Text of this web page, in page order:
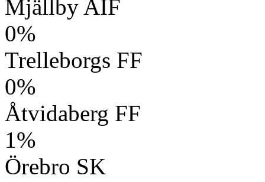
Mjällby AIF
0%
Trelleborgs FF
0%
Åtvidaberg FF
1%
Örebro SK